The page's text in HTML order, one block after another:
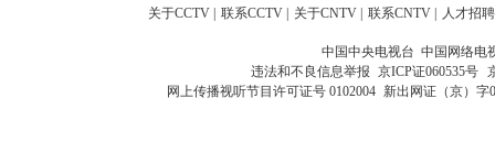
关于CCTV | 联系CCTV | 关于CNTV | 联系CNTV | 人才招聘
中国中央电视台 中国网络电
违法和不良信息举报 京ICP证060535号
网上传播视听节目许可证号 0102004 新出网证（京）